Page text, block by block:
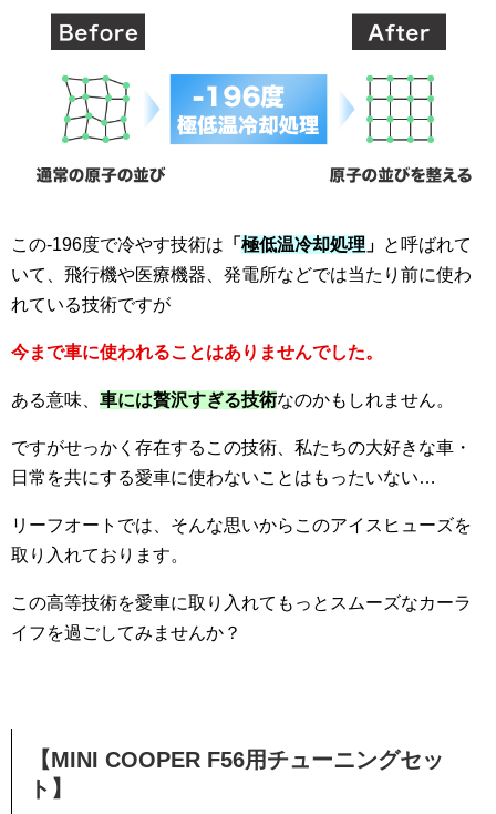
この-196度で冷やす技術は 「 極低温冷却処理 」 と呼ばれて
いて、飛行機や医療機器、発電所などでは当たり前に使わ
れている技術ですが
今まで車に使われることはありませんでした。
ある意味、 車には贅沢すぎる技術なのかもしれません。
ですがせっかく存在するこの技術、私たちの大好きな車・
日常を共にする愛車に使わないことはもったいない…
リーフオートでは、そんな思いからこのアイスヒューズを
取り入れております。
この高等技術を愛車に取り入れてもっとスムーズなカーラ
イフを過ごしてみませんか？
【MINI COOPER F56用チューニングセッ
ト】